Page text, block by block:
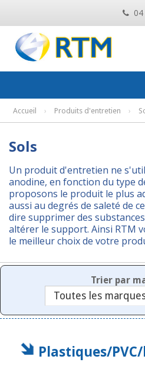
Accueil › Produits d'entretien ›
Sols
Un produit d'entretien ne
anodine, en fonction du type
proposons le produit le plus
aussi au degrés de saleté de
dire supprimer des
altérer le support. Ainsi RTM
le meilleur choix de votre
Trier par
Plastiques/